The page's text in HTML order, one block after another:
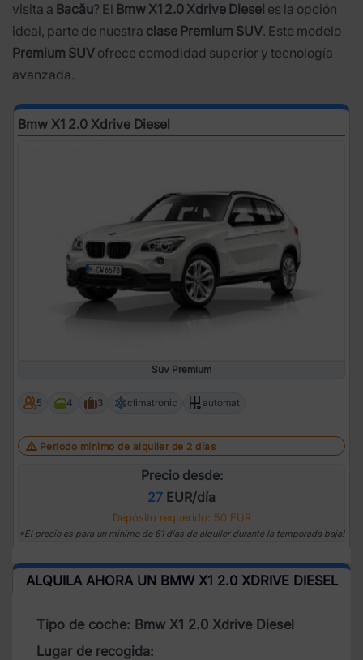
visita a Bacău? El Bmw X1 2.0 Xdrive Diesel es la opción
ideal, parte de nuestra clase Premium SUV. Este modelo
Premium SUV ofrece comodidad superior y tecnología
avanzada.
Bmw X1 2.0 Xdrive Diesel
Suv Premium
5 4 3 climatronic automat
Período mínimo de alquiler de 2 días
Precio desde:
27 EUR/día
Depósito requerido: 50 EUR
*El precio es para un mínimo de 61 días de alquiler durante la temporada baja!
ALQUILA AHORA UN BMW X1 2.0 XDRIVE DIESEL
Tipo de coche: Bmw X1 2.0 Xdrive Diesel
Lugar de recogida: